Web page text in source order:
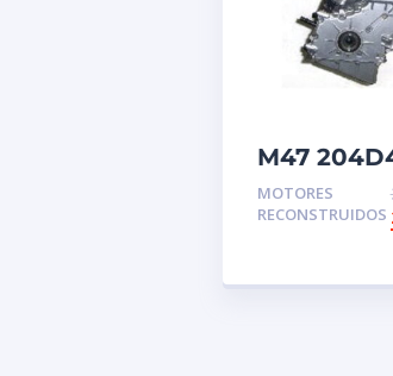
M47
D BMW
MOTORES
RECONSTRUIDOS